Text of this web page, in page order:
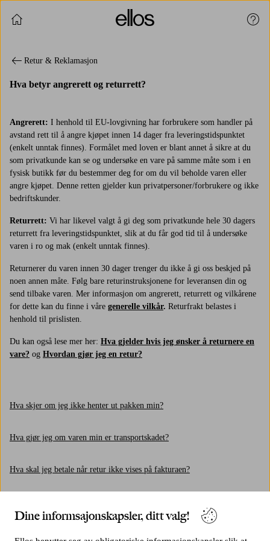
Dine informsajonskapsler, ditt valg!
Fortsett å handle
Retur & Reklamasjon
Hva betyr angrerett og returrett?
Angrerett: I henhold til EU-lovgivning har forbrukere som handler på
avstand rett til å angre kjøpet innen 14 dager fra leveringstidspunktet
(enkelt unntak finnes). Formålet med loven er blant annet å sikre at du
som privatkunde kan se og undersøke en vare på samme måte som i en
fysisk butikk før du bestemmer deg for om du vil beholde varen eller
angre kjøpet. Denne retten gjelder kun privatpersoner/forbrukere og ikke
bedriftskunder.
Returrett: Vi har likevel valgt å gi deg som privatkunde hele 30 dagers
returrett fra leveringstidspunktet, slik at du får god tid til å undersøke
varen i ro og mak (enkelt unntak finnes).
Returnerer du varen innen 30 dager trenger du ikke å gi oss beskjed på
noen annen måte. Følg bare returinstruksjonene for leveransen din og
send tilbake varen. Mer informasjon om angrerett, returrett og vilkårene
for dette kan du finne i våre generelle vilkår. Returfrakt belastes i
henhold til prislisten.
Du kan også lese mer her: Hva gjelder hvis jeg ønsker å returnere en
vare? og Hvordan gjør jeg en retur?
Hva skjer om jeg ikke henter ut pakken min?
Hva gjør jeg om varen min er transportskadet?
Hva skal jeg betale når retur ikke vises på fakturaen?